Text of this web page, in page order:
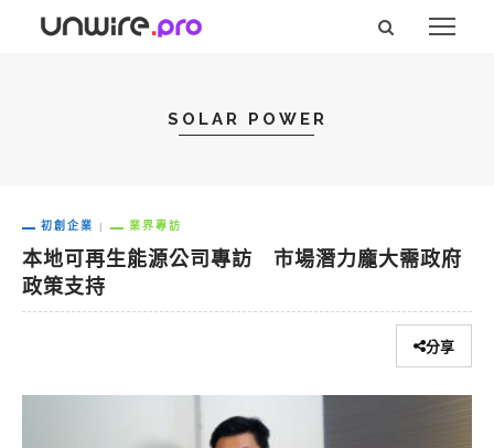
SOLAR POWER
初創企業 業界專訪
本地可再生能源公司專訪 市場潛力龐大需政府
政策支持
分享